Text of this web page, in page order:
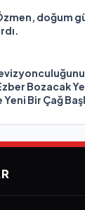
doğum
Bozacak
Bir Çağ